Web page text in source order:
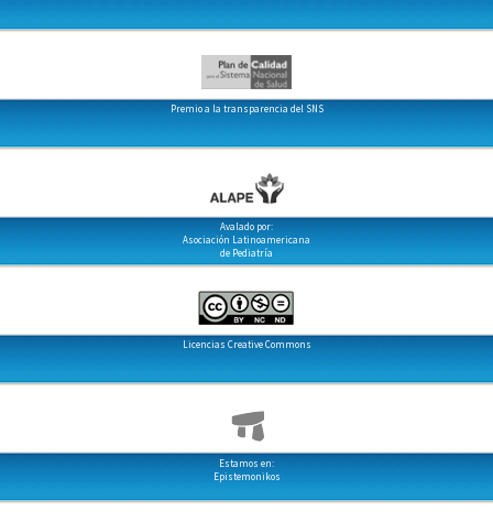
Premio a la transparencia del SNS
Avalado por:
Asociación Latinoamericana
de Pediatría
Licencias Creative Commons
Estamos en:
Epistemonikos